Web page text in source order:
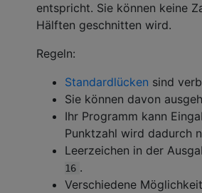
entspricht. Sie können keine
Hälften geschnitten wird.
Regeln:
Standardlücken sind
Sie können davon
Ihr Programm kann
Punktzahl wird dadurch
Leerzeichen in der
16 .
Verschiedene